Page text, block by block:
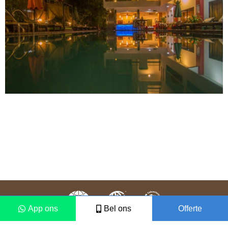
App ons Bel ons Offerte